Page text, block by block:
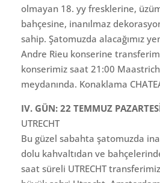
olmayan 18. yy fresklerine,
bahçesine, inanılmaz
sahip. Şatomuzda alacağımız
Andre Rieu konserine
konserimiz saat 21:00
meydanında. Konaklama
IV. GÜN: 22 TEMMUZ
UTRECHT
Bu güzel sabahta şatomuzda
dolu kahvaltıdan ve
saat süreli UTRECHT